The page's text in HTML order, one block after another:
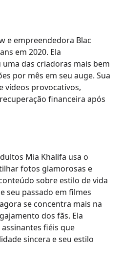
e empreendedora Blac
em 2020. Ela
das criadoras mais bem
por mês em seu auge. Sua
vídeos provocativos,
financeira após
Mia Khalifa usa o
fotos glamorosas e
sobre estilo de vida
seu passado em filmes
se concentra mais na
dos fãs. Ela
fiéis que
sincera e seu estilo